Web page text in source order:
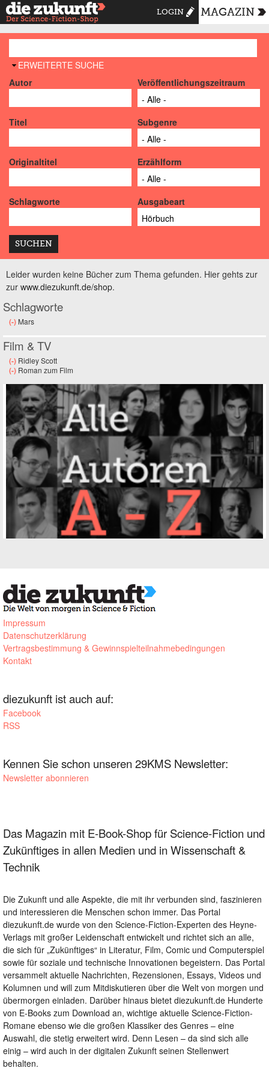
LOGIN MAGAZIN
AUSBLENDEN
ERWEITERTE SUCHE
Autor
Veröffentlichungszeitraum
Titel Subgenre
Originaltitel Erzählform
Schlagworte Ausgabeart
Leider wurden keine Bücher zum Thema gefunden. Hier gehts zur
zur www.diezukunft.de/shop.
Schlagworte
(-) Remove Mars filter
Mars
Film & TV
(-) Remove Ridley Scott filter
Ridley Scott
(-) Remove Roman zum Film filter
Roman zum Film
Impressum
Datenschutzerklärung
Vertragsbestimmung & Gewinnspielteilnahmebedingungen
Kontakt
diezukunft ist auch auf:
Facebook
RSS
Kennen Sie schon unseren 29KMS Newsletter:
Newsletter abonnieren
Das Magazin mit E-Book-Shop für Science-Fiction und
Zukünftiges in allen Medien und in Wissenschaft &
Technik
Die Zukunft und alle Aspekte, die mit ihr verbunden sind, faszinieren
und interessieren die Menschen schon immer. Das Portal
diezukunft.de wurde von den Science-Fiction-Experten des Heyne-
Verlags mit großer Leidenschaft entwickelt und richtet sich an alle,
die sich für „Zukünftiges“ in Literatur, Film, Comic und Computerspiel
sowie für soziale und technische Innovationen begeistern. Das Portal
versammelt aktuelle Nachrichten, Rezensionen, Essays, Videos und
Kolumnen und will zum Mitdiskutieren über die Welt von morgen und
übermorgen einladen. Darüber hinaus bietet diezukunft.de Hunderte
von E-Books zum Download an, wichtige aktuelle Science-Fiction-
Romane ebenso wie die großen Klassiker des Genres – eine
Auswahl, die stetig erweitert wird. Denn Lesen – da sind sich alle
einig – wird auch in der digitalen Zukunft seinen Stellenwert
behalten.